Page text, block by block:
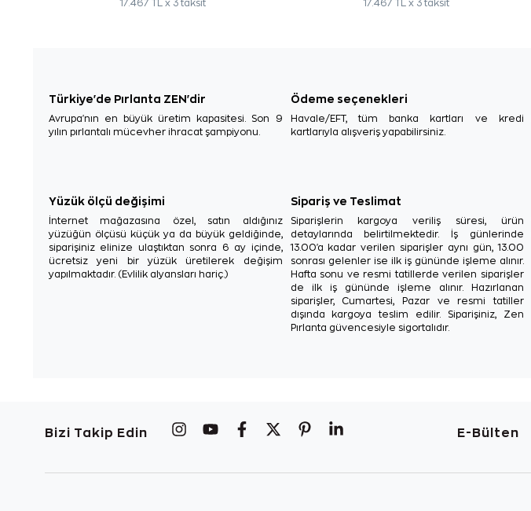
17.467 TL x 3 taksit 17.467 TL x 3 taksit
Türkiye'de Pırlanta ZEN'dir
Avrupa'nın en büyük üretim kapasitesi. Son 9
yılın pırlantalı mücevher ihracat şampiyonu.
Ödeme seçenekleri
Havale/EFT, tüm banka kartları ve kredi
kartlarıyla alışveriş yapabilirsiniz.
Yüzük ölçü değişimi
İnternet mağazasına özel, satın aldığınız
yüzüğün ölçüsü küçük ya da büyük geldiğinde,
siparişiniz elinize ulaştıktan sonra 6 ay içinde,
ücretsiz yeni bir yüzük üretilerek değişim
yapılmaktadır. (Evlilik alyansları hariç.)
Sipariş ve Teslimat
Siparişlerin kargoya veriliş süresi, ürün
detaylarında belirtilmektedir. İş günlerinde
13.00'a kadar verilen siparişler aynı gün, 13.00
sonrası gelenler ise ilk iş gününde işleme alınır.
Hafta sonu ve resmi tatillerde verilen siparişler
de ilk iş gününde işleme alınır. Hazırlanan
siparişler, Cumartesi, Pazar ve resmi tatiller
dışında kargoya teslim edilir. Siparişiniz, Zen
Pırlanta güvencesiyle sigortalıdır.
Bizi Takip Edin E-Bülten